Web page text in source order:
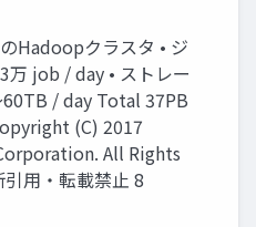
Hadoopクラスタ • ジ
万 job / day • ストレー
60TB / day Total 37PB
(C) 2017
All Rights
用・転載禁止 8